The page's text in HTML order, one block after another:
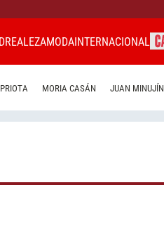
REALEZAMODAINTERNACIONAL
MORIA CASÁN JUAN MINUJÍN